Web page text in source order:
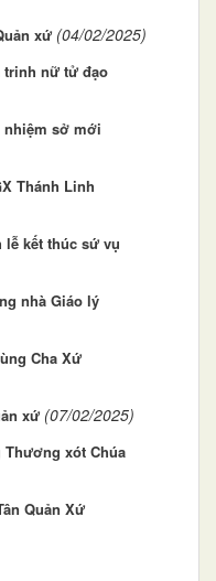
xứ (04/02/2025)
trinh nữ tử đạo
nhiệm sở mới
Thánh Linh
lễ kết thúc sứ vụ
nhà Giáo lý
Cha Xứ
xứ (07/02/2025)
Thương xót Chúa
Quản Xứ